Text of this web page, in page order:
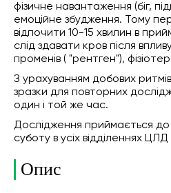
фізичне навантаження (біг,
емоційне збудження. Тому
відпочити 10-15 хвилин в
слід здавати кров після
променів ( "рентген"),
З урахуванням добових ритмів
зразки для повторних
один і той же час.
Дослідження приймається до
суботу в усіх відділеннях
Опис